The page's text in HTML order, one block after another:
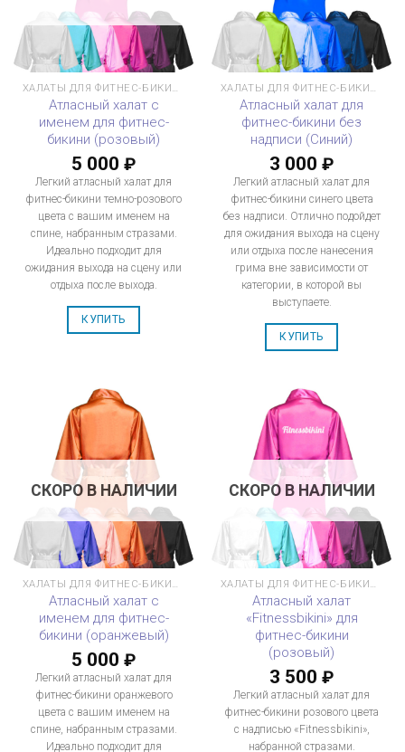
ХАЛАТЫ ДЛЯ ФИТНЕС-БИКИНИ
Атласный халат с
именем для фитнес-
бикини (розовый)
5 000 ₽
Легкий атласный халат для
фитнес-бикини темно-розового
цвета с вашим именем на
спине, набранным стразами.
Идеально подходит для
ожидания выхода на сцену или
отдыха после выхода.
КУПИТЬ
ХАЛАТЫ ДЛЯ ФИТНЕС-БИКИНИ
Атласный халат для
фитнес-бикини без
надписи (Синий)
3 000 ₽
Легкий атласный халат для
фитнес-бикини синего цвета
без надписи. Отлично подойдет
для ожидания выхода на сцену
или отдыха после нанесения
грима вне зависимости от
категории, в которой вы
выступаете.
КУПИТЬ
СКОРО В НАЛИЧИИ
ХАЛАТЫ ДЛЯ ФИТНЕС-БИКИНИ
Атласный халат с
именем для фитнес-
бикини (оранжевый)
5 000 ₽
Легкий атласный халат для
фитнес-бикини оранжевого
цвета с вашим именем на
спине, набранным стразами.
Идеально подходит для
СКОРО В НАЛИЧИИ
ХАЛАТЫ ДЛЯ ФИТНЕС-БИКИНИ
Атласный халат
«Fitnessbikini» для
фитнес-бикини
(розовый)
3 500 ₽
Легкий атласный халат для
фитнес-бикини розового цвета
с надписью «Fitnessbikini»,
набранной стразами.